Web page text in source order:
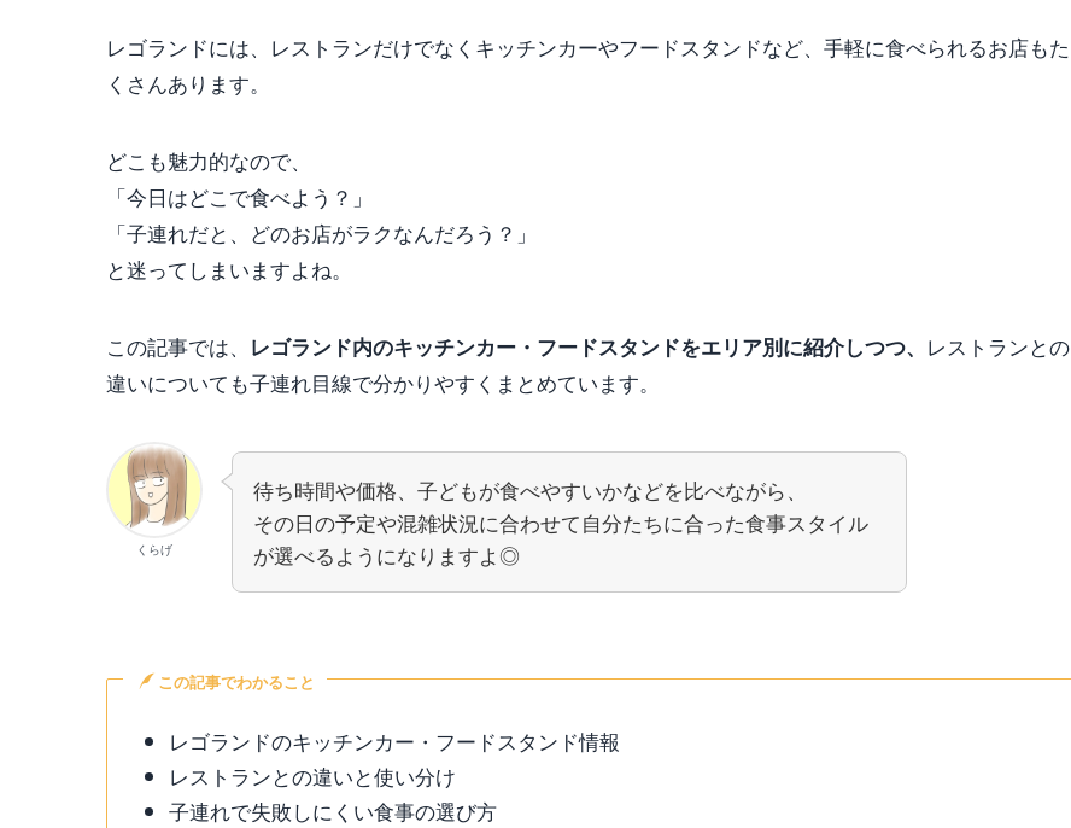
レゴランドには、レストランだけでなくキッチンカーやフードスタンドなど、手軽に食べられるお店もた
くさんあります。
どこも魅力的なので、
「今日はどこで食べよう？」
「子連れだと、どのお店がラクなんだろう？」
と迷ってしまいますよね。
この記事では、 レゴランド内のキッチンカー・フードスタンドをエリア別に紹介しつつ、 レストランとの
違いについても子連れ目線で分かりやすくまとめています。
くらげ
待ち時間や価格、子どもが食べやすいかなどを比べながら、
その日の予定や混雑状況に合わせて自分たちに合った食事スタイル
が選べるようになりますよ◎
この記事でわかること
レゴランドのキッチンカー・フードスタンド情報
レストランとの違いと使い分け
子連れで失敗しにくい食事の選び方